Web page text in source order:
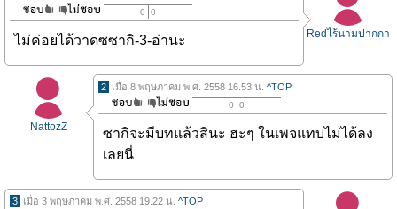
Redไร้นามปากกา
0 0
ไม่ค่อยได้วาดซซากิ-3-อ่านะ
NattozZ
2 เมื่อ 8 พฤษภาคม พ.ศ. 2558 16.53 น. ^TOP
0 0
ซากิจะมีบทแล้วสินะ ฮะๆ ในเพจแทบไม่ได้ลง
เลยนี่
3 เมื่อ 3 พฤษภาคม พ.ศ. 2558 19.22 น. ^TOP